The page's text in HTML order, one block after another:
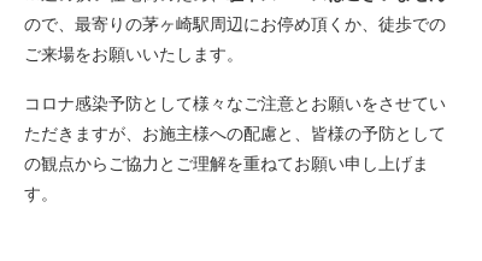
ので、最寄りの茅ヶ崎駅周辺にお停め頂くか、徒歩での
ご来場をお願いいたします。
コロナ感染予防として様々なご注意とお願いをさせてい
ただきますが、お施主様への配慮と、皆様の予防として
の観点からご協力とご理解を重ねてお願い申し上げま
す。